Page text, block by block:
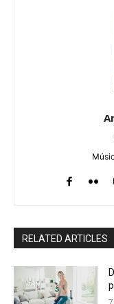
RELATED ARTICLES